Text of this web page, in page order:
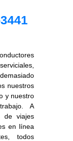
nuestros
y nuestro
A
de viajes
en línea
todos